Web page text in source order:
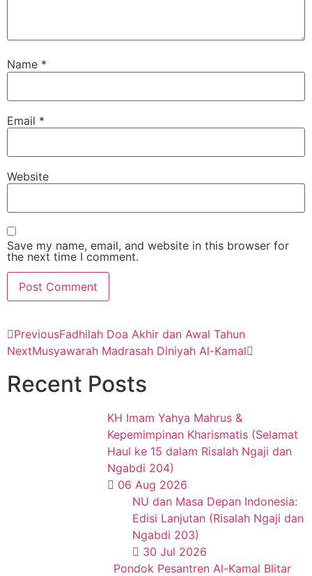
Name *
Email *
Website
Save my name, email, and website in this browser for
the next time I comment.
PreviousFadhilah Doa Akhir dan Awal Tahun
NextMusyawarah Madrasah Diniyah Al-Kamal
Recent Posts
KH Imam Yahya Mahrus &
Kepemimpinan Kharismatis (Selamat
Haul ke 15 dalam Risalah Ngaji dan
Ngabdi 204)
06 Aug 2026
NU dan Masa Depan Indonesia:
Edisi Lanjutan (Risalah Ngaji dan
Ngabdi 203)
30 Jul 2026
Pondok Pesantren Al-Kamal Blitar